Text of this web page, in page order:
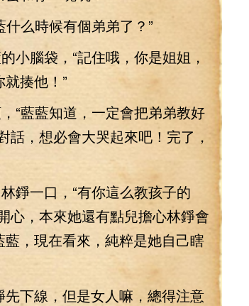
么時候有個弟弟了？”
腦袋，“記住哦，你是姐姐，
揍他！”
藍藍知道，一定會把弟弟教好
話，想必會大哭起來吧！完了，
一口，“有你這么教孩子的
心，本來她還有點兒擔心林錚會
，現在看來，純粹是她自己瞎
線，但是女人嘛，總得注意